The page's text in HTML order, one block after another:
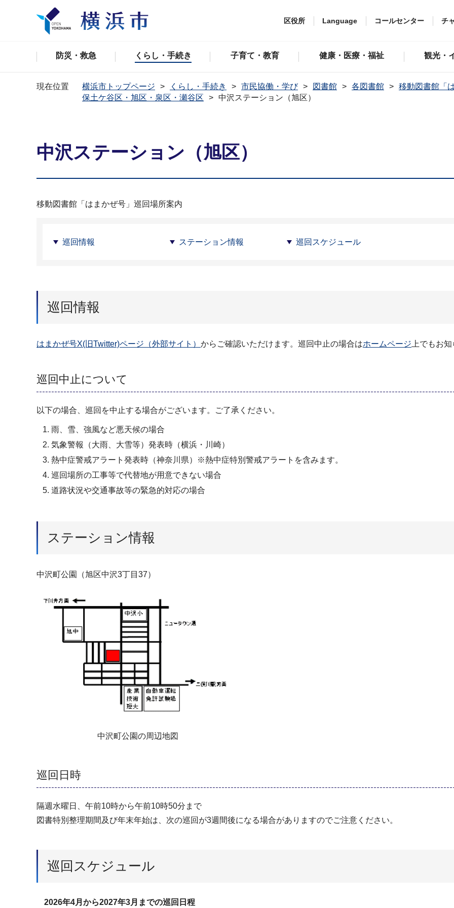
区役所 Language コールセンター チ
防災・救急 くらし・手続き 子育て・教育 健康・医療・福祉 観光・
現在位置 横浜市トップページ くらし・手続き 市民協働・学び 図書館 各図書館 移動図書館「
保土ケ谷区・旭区・泉区・瀬谷区
中沢ステーション（旭区）
中沢ステーション（旭区）
移動図書館「はまかぜ号」巡回場所案内
巡回情報 ステーション情報 巡回スケジュール
巡回情報
はまかぜ号X(旧Twitter)ページ（外部サイト） からご確認いただけます。巡回中止の場合はホームページ 上でもお
巡回中止について
以下の場合、巡回を中止する場合がございます。ご了承ください。
雨、雪、強風など悪天候の場合
気象警報（大雨、大雪等）発表時（横浜・川崎）
熱中症警戒アラート発表時（神奈川県）※熱中症特別警戒アラートを含みます。
巡回場所の工事等で代替地が用意できない場合
道路状況や交通事故等の緊急的対応の場合
ステーション情報
中沢町公園（旭区中沢3丁目37）
中沢町公園の周辺地図
巡回日時
隔週水曜日、午前10時から午前10時50分まで
図書特別整理期間及び年末年始は、次の巡回が3週間後になる場合がありますのでご注意ください。
巡回スケジュール
2026年4月から2027年3月までの巡回日程